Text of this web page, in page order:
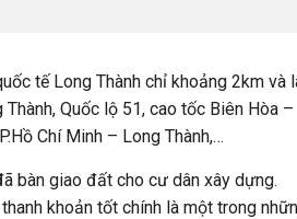
tế Long Thành chỉ khoảng 2km và
Quốc lộ 51, cao tốc Biên Hòa –
Chí Minh – Long Thành,…
bàn giao đất cho cư dân xây dựng.
khoản tốt chính là một trong